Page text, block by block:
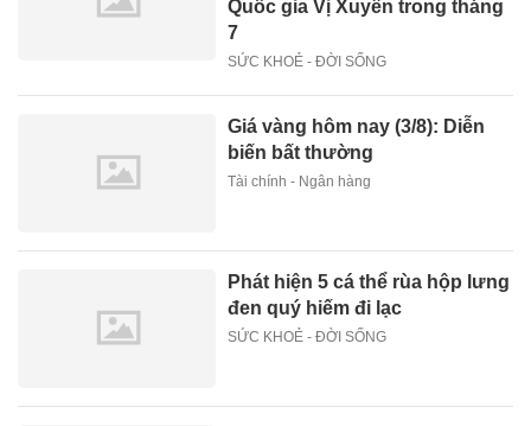
Quốc gia Vị Xuyên trong tháng
7
SỨC KHOẺ - ĐỜI SỐNG
Giá vàng hôm nay (3/8): Diễn
biến bất thường
Tài chính - Ngân hàng
Phát hiện 5 cá thể rùa hộp lưng
đen quý hiếm đi lạc
SỨC KHOẺ - ĐỜI SỐNG